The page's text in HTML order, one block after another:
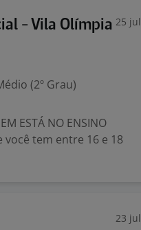
- Vila Olímpia 25 jul
(2º Grau)
ESTÁ NO ENSINO
você tem entre 16 e 18
23 jul